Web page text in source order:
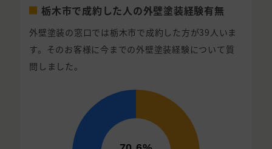
栃木市で成約した人の外壁塗装経験有無
外壁塗装の窓口では栃木市で成約した方が39人いま
す。そのお客様に今までの外壁塗装経験について質
問しました。